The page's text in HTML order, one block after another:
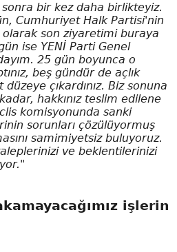
bir kez daha birlikteyiz.
Cumhuriyet Halk Partisi'nin
olarak son ziyaretimi buraya
ise YENİ Parti Genel
25 gün boyunca o
beş gündür de açlık
çıkardınız. Biz sonuna
hakkınız teslim edilene
komisyonunda sanki
sorunları çözülüyormuş
samimiyetsiz buluyoruz.
ve beklentilerinizi
işlerin